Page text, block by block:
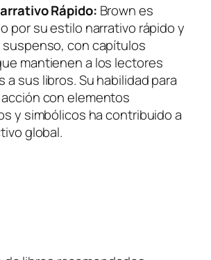
Rápido: Brown es
por su estilo narrativo rápido y
suspenso, con capítulos
mantienen a los lectores
a sus libros. Su habilidad para
con elementos
y simbólicos ha contribuido a
global.